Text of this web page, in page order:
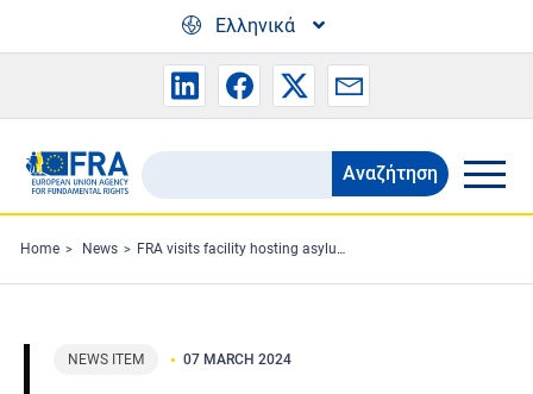
Ελληνικά
Search
the
FRA
website
Αναζήτηση
Home News FRA visits facility hosting asylum seekers in Greece
NEWS ITEM 07 MARCH 2024